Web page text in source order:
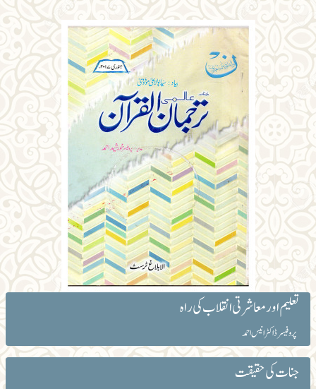
تعلیم اور معاشرتی انقلاب کی راہ
پروفیسر ڈاکٹر انیس احمد
جنات کی حقیقت